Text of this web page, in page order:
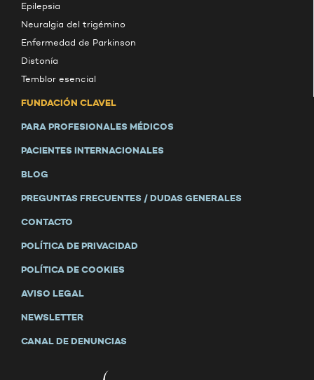
Epilepsia
Neuralgia del trigémino
Enfermedad de Parkinson
Distonía
Temblor esencial
FUNDACIÓN CLAVEL
PARA PROFESIONALES MÉDICOS
PACIENTES INTERNACIONALES
BLOG
PREGUNTAS FRECUENTES / DUDAS GENERALES
CONTACTO
POLÍTICA DE PRIVACIDAD
POLÍTICA DE COOKIES
AVISO LEGAL
NEWSLETTER
CANAL DE DENUNCIAS